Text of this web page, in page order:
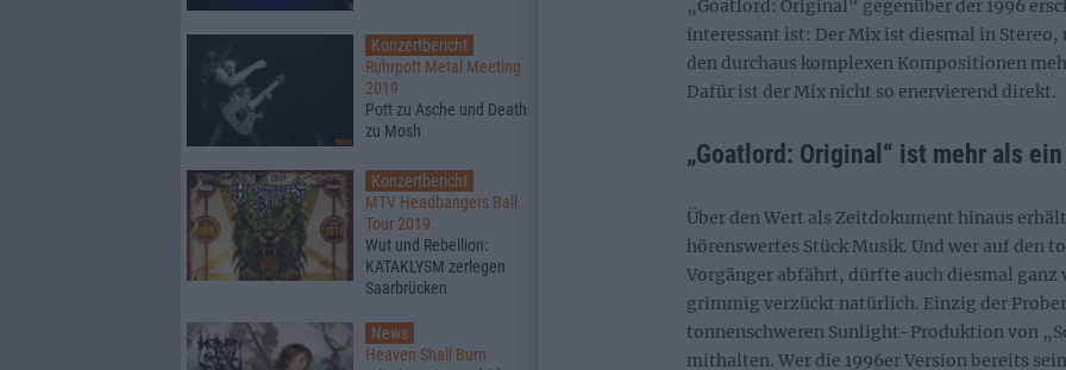
„Goatlord: Original“ gegenüber der 1996
interessant ist: Der Mix ist diesmal in Stereo,
den durchaus komplexen Kompositionen
Dafür ist der Mix nicht so enervierend direkt.
„Goatlord: Original“ ist mehr als
Über den Wert als Zeitdokument hinaus
hörenswertes Stück Musik. Und wer auf den
Vorgänger abfährt, dürfte auch diesmal ganz
grimmig verzückt natürlich. Einzig der
tonnenschweren Sunlight-Produktion von
mithalten. Wer die 1996er Version bereits
Konzertbericht
Ruhrpott Metal Meeting
2019
Pott zu Asche und Death
zu Mosh
Konzertbericht
MTV Headbangers Ball
Tour 2019
Wut und Rebellion:
KATAKLYSM zerlegen
Saarbrücken
News
Heaven Shall Burn